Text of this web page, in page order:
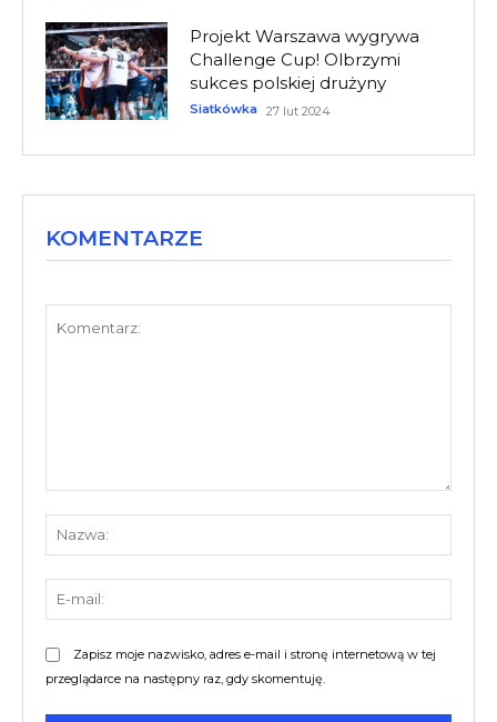
Projekt Warszawa wygrywa
Challenge Cup! Olbrzymi
sukces polskiej drużyny
Siatkówka 27 lut 2024
KOMENTARZE
Zapisz moje nazwisko, adres e-mail i stronę internetową w tej
przeglądarce na następny raz, gdy skomentuję.